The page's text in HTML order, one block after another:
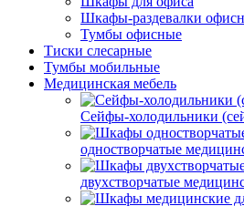
Шкафы-раздевалки
Тумбы офисные
Тиски слесарные
Тумбы мобильные
Медицинская мебель
Сейфы-холодильники
одностворчатые
двухстворчатые